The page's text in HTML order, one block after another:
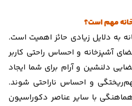
مهم است؟
به دلایل زیادی حائز اهمیت است.
آشپزخانه و احساس راحتی کاربر
دلنشین و آرام برای شما ایجاد
و احساس ناراحتی شوند.
با سایر عناصر دکوراسیون